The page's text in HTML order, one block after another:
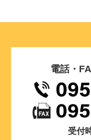
電話・
受付